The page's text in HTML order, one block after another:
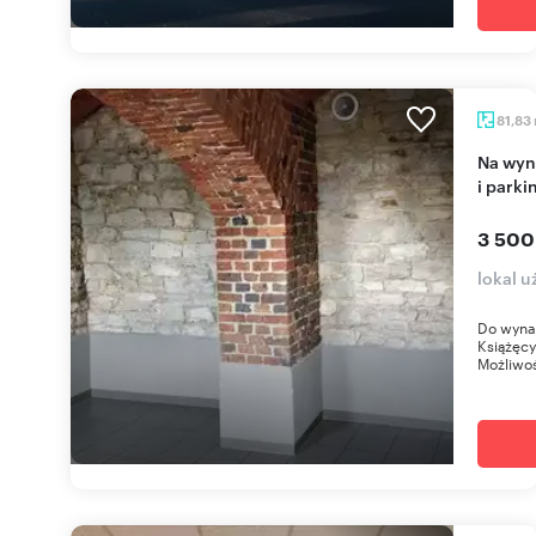
81,83
Na wynajem atrakcyjny lokal 82 m² z klimatyzacją
i
3
lokal
Do